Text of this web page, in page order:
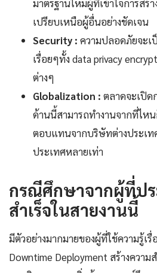
มาตรฐานใหม่ผู้ที่เข้าใจการสร้
เปรียบเหนือผู้อื่นอย่างชัดเจน
Security : ความปลอดภัยจะ
เรื่อยๆทั้ง data privacy
ต่างๆ
Globalization : ตลาดจะเปิ
ด้านนี้สามารถทำงานจากที่ไห
ตอบแทนจากบริษัทต่างประเท
ประเทศหลายเท่า
กรณีศึกษาจากผู้ที่ป
สำเร็จในสายงานนี้
มีตัวอย่างมากมายของผู้ที่ใช้ความรู้เรื่
Downtime Deployment สร้างความ